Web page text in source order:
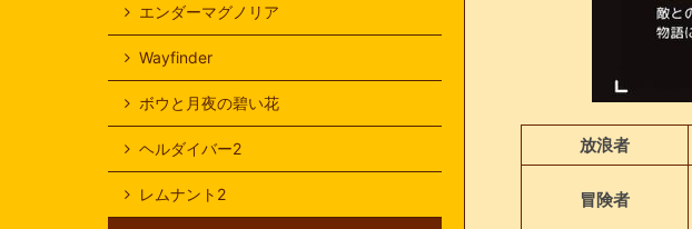
放浪者
冒険者
エンダーマグノリア
Wayfinder
ボウと月夜の碧い花
ヘルダイバー2
レムナント2